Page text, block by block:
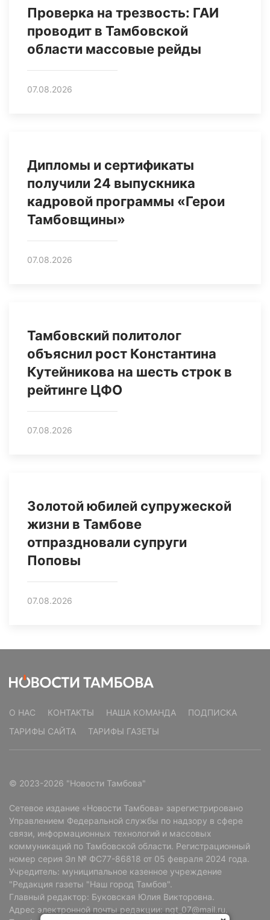
Проверка на трезвость: ГАИ
проводит в Тамбовской
области массовые рейды
07.08.2026
Дипломы и сертификаты
получили 24 выпускника
кадровой программы «Герои
Тамбовщины»
07.08.2026
Тамбовский политолог
объяснил рост Константина
Кутейникова на шесть строк в
рейтинге ЦФО
07.08.2026
Золотой юбилей супружеской
жизни в Тамбове
отпраздновали супруги
Поповы
07.08.2026
О НАС КОНТАКТЫ НАША КОМАНДА
ПОДПИСКА
ТАРИФЫ САЙТА
ТАРИФЫ ГАЗЕТЫ
© 2023-2026 "Новости Тамбова"
Сетевое издание «Новости Тамбова» зарегистрировано
Управлением Федеральной службы по надзору в сфере
связи, информационных технологий и массовых
коммуникаций по Тамбовской области. Регистрационный
номер серия Эл № ФС77-86818 от 05 февраля 2024 года.
Учредитель: муниципальное казенное учреждение
"Редакция газеты "Наш город Тамбов".
Главный редактор: Буковская Юлия Викторовна.
Адрес электронной почты редакции: ngt_07@mail.ru.